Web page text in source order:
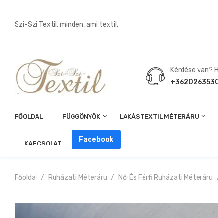
Szi-Szi Textil, minden, ami textil.
Kérdése van?
FŐOLDAL FÜGGÖNYÖK LAKÁSTEXTIL MÉTERÁRU
KAPCSOLAT Facebook
Főoldal Ruházati Méteráru Női És Férfi Ruházati Méteráru